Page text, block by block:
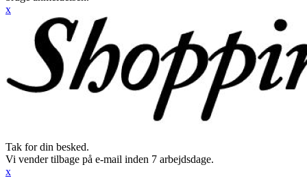
x
Tak for din besked.
Vi vender tilbage på e-mail inden 7 arbejdsdage.
x